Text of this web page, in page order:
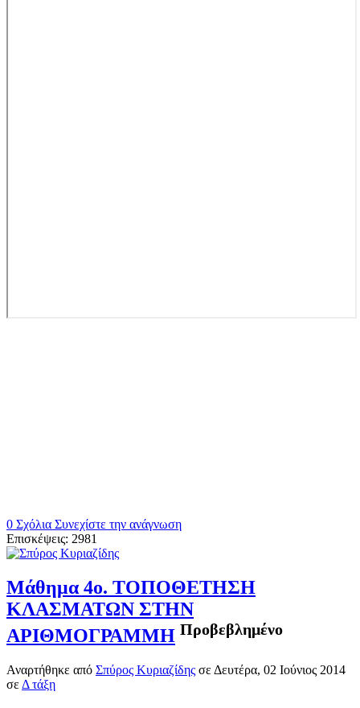
0 Σχόλια Συνεχίστε την ανάγνωση
Επισκέψεις: 2981
Μάθημα 4ο. ΤΟΠΟΘΕΤΗΣΗ
ΚΛΑΣΜΑΤΩΝ ΣΤΗΝ
ΑΡΙΘΜΟΓΡΑΜΜΗ Προβεβλημένο
Αναρτήθηκε από Σπύρος Κυριαζίδης σε Δευτέρα, 02 Ιούνιος 2014
σε Δ τάξη